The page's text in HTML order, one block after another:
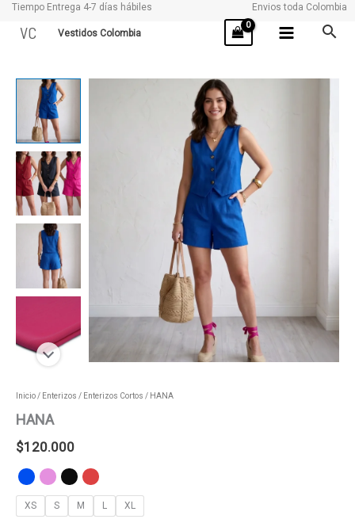
Tiempo Entrega 4-7 días hábiles Envios toda Colombia
VC Vestidos Colombia
Inicio/ Enterizos / Enterizos Cortos / HANA
HANA
$120.000
XS S M L XL
HANA
cantidad